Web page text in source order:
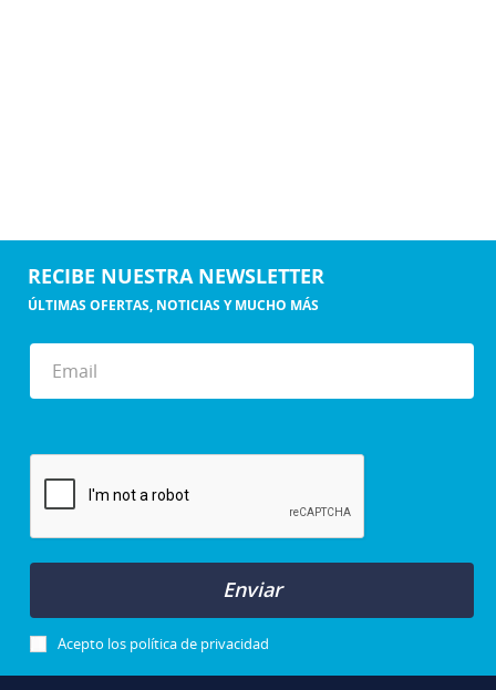
RECIBE NUESTRA NEWSLETTER
ÚLTIMAS OFERTAS, NOTICIAS Y MUCHO MÁS
Enviar
Acepto los política de privacidad